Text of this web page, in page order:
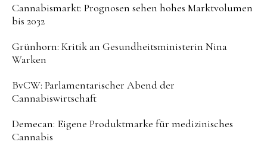
Cannabismarkt: Prognosen sehen hohes Marktvolumen
bis 2032
Grünhorn: Kritik an Gesundheitsministerin Nina
Warken
BvCW: Parlamentarischer Abend der
Cannabiswirtschaft
Demecan: Eigene Produktmarke für medizinisches
Cannabis